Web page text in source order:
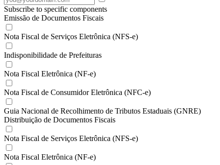
Subscribe to specific components
Emissão de Documentos Fiscais
Nota Fiscal de Serviços Eletrônica (NFS-e)
Indisponibilidade de Prefeituras
Nota Fiscal Eletrônica (NF-e)
Nota Fiscal de Consumidor Eletrônica (NFC-e)
Guia Nacional de Recolhimento de Tributos Estaduais (GNRE)
Distribuição de Documentos Fiscais
Nota Fiscal de Serviços Eletrônica (NFS-e)
Nota Fiscal Eletrônica (NF-e)